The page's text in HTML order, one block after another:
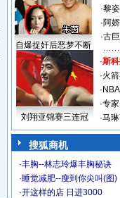
自爆捉奸后恶梦不断
·黎
·阿
·古
刘翔亚锦赛三连冠
·斯
·火
·
·专
·马
搜狐商机
·丰胸--林志玲爆丰胸秘诀
·睡觉减肥--瘦到你尖叫(图)
·开这样的店 日进3000